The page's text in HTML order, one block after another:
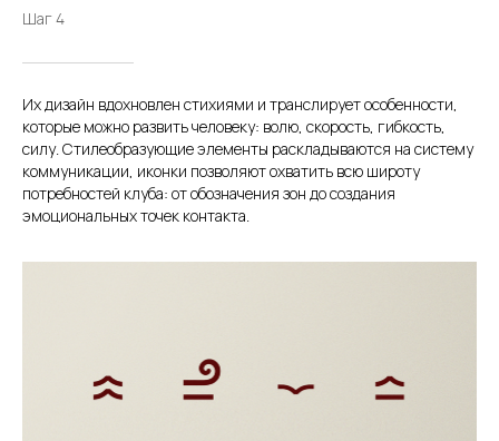
Шаг 4
Их дизайн вдохновлен стихиями и транслирует особенности,
которые можно развить человеку: волю, скорость, гибкость,
силу. Стилеобразующие элементы раскладываются на систему
коммуникации, иконки позволяют охватить всю широту
потребностей клуба: от обозначения зон до создания
эмоциональных точек контакта.